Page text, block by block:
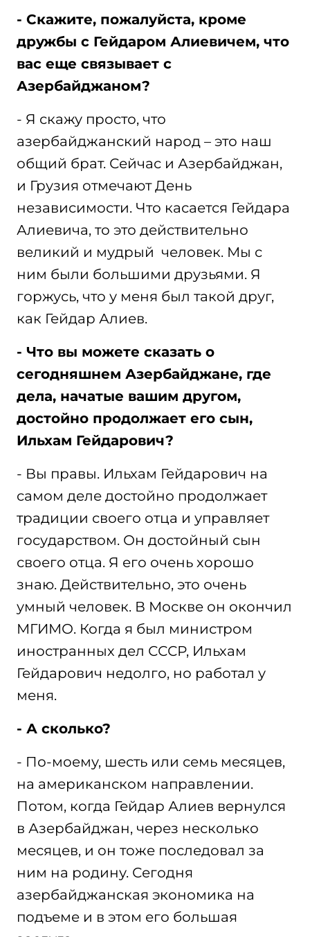
- Скажите, пожалуйста, кроме
дружбы с Гейдаром Алиевичем, что
вас еще связывает с
Азербайджаном?
- Я скажу просто, что
азербайджанский народ – это наш
общий брат. Сейчас и Азербайджан,
и Грузия отмечают День
независимости. Что касается Гейдара
Алиевича, то это действительно
великий и мудрый человек. Мы с
ним были большими друзьями. Я
горжусь, что у меня был такой друг,
как Гейдар Алиев.
- Что вы можете сказать о
сегодняшнем Азербайджане, где
дела, начатые вашим другом,
достойно продолжает его сын,
Ильхам Гейдарович?
- Вы правы. Ильхам Гейдарович на
самом деле достойно продолжает
традиции своего отца и управляет
государством. Он достойный сын
своего отца. Я его очень хорошо
знаю. Действительно, это очень
умный человек. В Москве он окончил
МГИМО. Когда я был министром
иностранных дел СССР, Ильхам
Гейдарович недолго, но работал у
меня.
- А сколько?
- По-моему, шесть или семь месяцев,
на американском направлении.
Потом, когда Гейдар Алиев вернулся
в Азербайджан, через несколько
месяцев, и он тоже последовал за
ним на родину. Сегодня
азербайджанская экономика на
подъеме и в этом его большая